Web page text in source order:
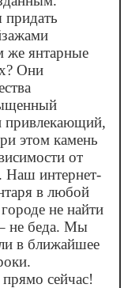
придать
же янтарные
Они
привлекающий,
этом камень
от
Наш интернет-
в любой
не найти
не беда. Мы
в ближайшее
прямо сейчас!